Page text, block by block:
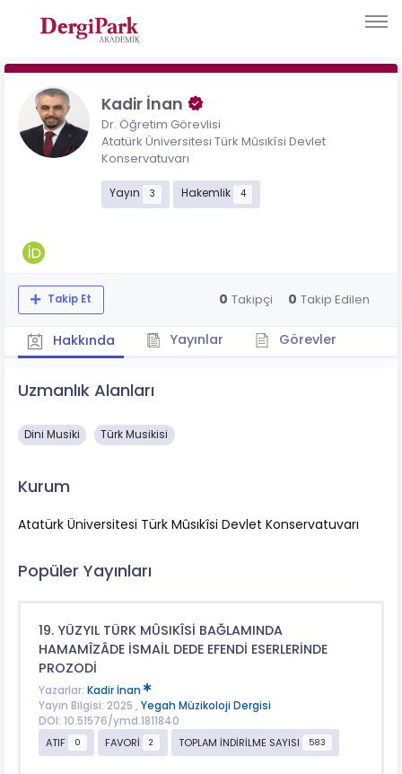
Kadir İnan
Dr. Öğretim Görevlisi
Atatürk Üniversitesi Türk Mûsıkîsi Devlet
Konservatuvarı
Yayın 3 Hakemlik 4
Takip Et 0 Takipçi 0 Takip Edilen
Hakkında Yayınlar Görevler
Uzmanlık Alanları
Dini Musiki Türk Musikisi
Kurum
Atatürk Üniversitesi Türk Mûsıkîsi Devlet Konservatuvarı
Popüler Yayınları
19. YÜZYIL TÜRK MÛSIKÎSİ BAĞLAMINDA
HAMAMÎZÂDE İSMAİL DEDE EFENDİ ESERLERİNDE
PROZODİ
Yazarlar: Kadir İnan
Yayın Bilgisi: 2025 , Yegah Müzikoloji Dergisi
DOI: 10.51576/ymd.1811840
ATIF
0 FAVORİ 2 TOPLAM İNDİRİLME SAYISI 583